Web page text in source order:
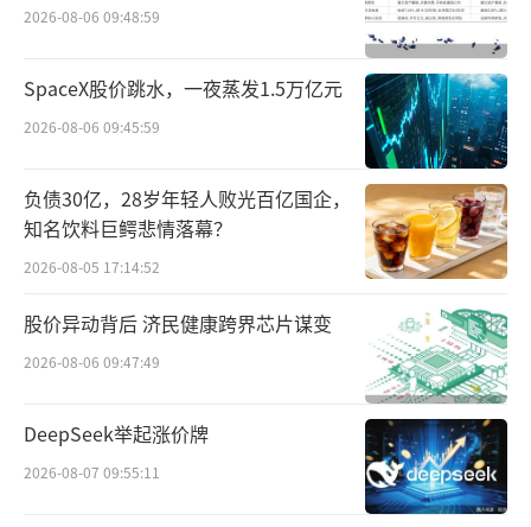
创新药的研发，耗时长、投资大，盈利周
期长。
今年前三季度，百济神州的研发费用支出
为101.66亿元，较上年同期有所增长。同期，
销售费用、管理费用分别为63.48亿元、31.53
亿元，均同比增长。从上面的营收可知，这三
大费用加起来已经“超支”，更何况还有其他
2026-08-06 09:48:59
SpaceX股价跳水，一夜蒸发1.5万亿元
2026-08-06 09:45:59
负债30亿，28岁年轻人败光百亿国企，
知名饮料巨鳄悲情落幕？
2026-08-05 17:14:52
股价异动背后 济民健康跨界芯片谋变
2026-08-06 09:47:49
DeepSeek举起涨价牌
2026-08-07 09:55:11